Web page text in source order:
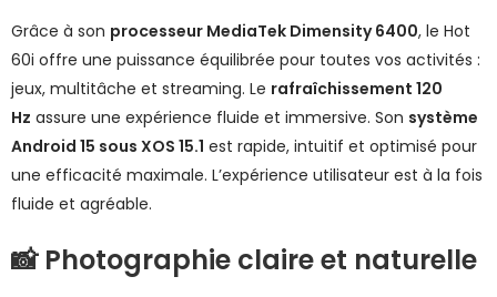
Grâce à son processeur MediaTek Dimensity 6400, le Hot
60i offre une puissance équilibrée pour toutes vos activités :
jeux, multitâche et streaming. Le rafraîchissement 120
Hz assure une expérience fluide et immersive. Son système
Android 15 sous XOS 15.1 est rapide, intuitif et optimisé pour
une efficacité maximale. L’expérience utilisateur est à la fois
fluide et agréable.
📸 Photographie claire et naturelle